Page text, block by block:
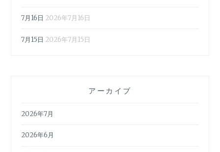
7月16日 2026年7月16日
7月15日 2026年7月15日
アーカイブ
2026年7月
2026年6月